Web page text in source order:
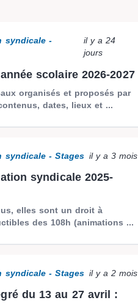
syndicale -
il y a 24
jours
scolaire 2026-2027
organisés et proposés par
dates, lieux et ...
syndicale - Stages il y a 3 mois
syndicale 2025-
elles sont un droit à
des 108h (animations ...
syndicale - Stages il y a 2 mois
du 13 au 27 avril :